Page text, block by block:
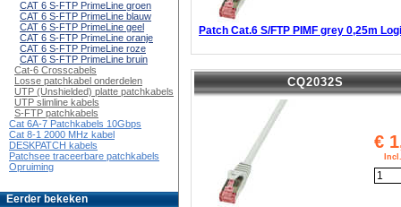
Patch Cat.6 S/FTP PIMF grey 0,25m
CQ2032S
€
CAT 6 S-FTP PrimeLine groen
CAT 6 S-FTP PrimeLine blauw
CAT 6 S-FTP PrimeLine geel
CAT 6 S-FTP PrimeLine oranje
CAT 6 S-FTP PrimeLine roze
CAT 6 S-FTP PrimeLine bruin
Cat-6 Crosscabels
Losse patchkabel onderdelen
UTP (Unshielded) platte patchkabels
UTP slimline kabels
S-FTP patchkabels
Cat 6A-7 Patchkabels 10Gbps
Cat 8-1 2000 MHz kabel
DESKPATCH kabels
Patchsee traceerbare patchkabels
Opruiming
Eerder bekeken